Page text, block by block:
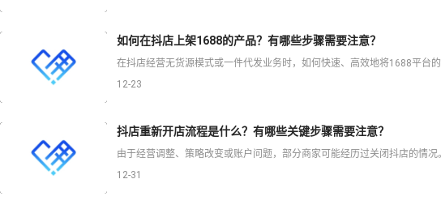
如何在抖店上架1688的产品？有哪些步骤需要注意？
12-23
抖店重新开店流程是什么？有哪些关键步骤需要注意？
12-31